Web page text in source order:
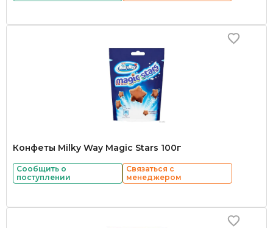
Конфеты Milky Way Magic Stars 100г
Сообщить о
поступлении
Связаться с
менеджером